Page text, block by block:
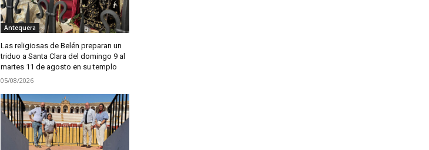
Antequera
Las religiosas de Belén preparan un
triduo a Santa Clara del domingo 9 al
martes 11 de agosto en su templo
05/08/2026